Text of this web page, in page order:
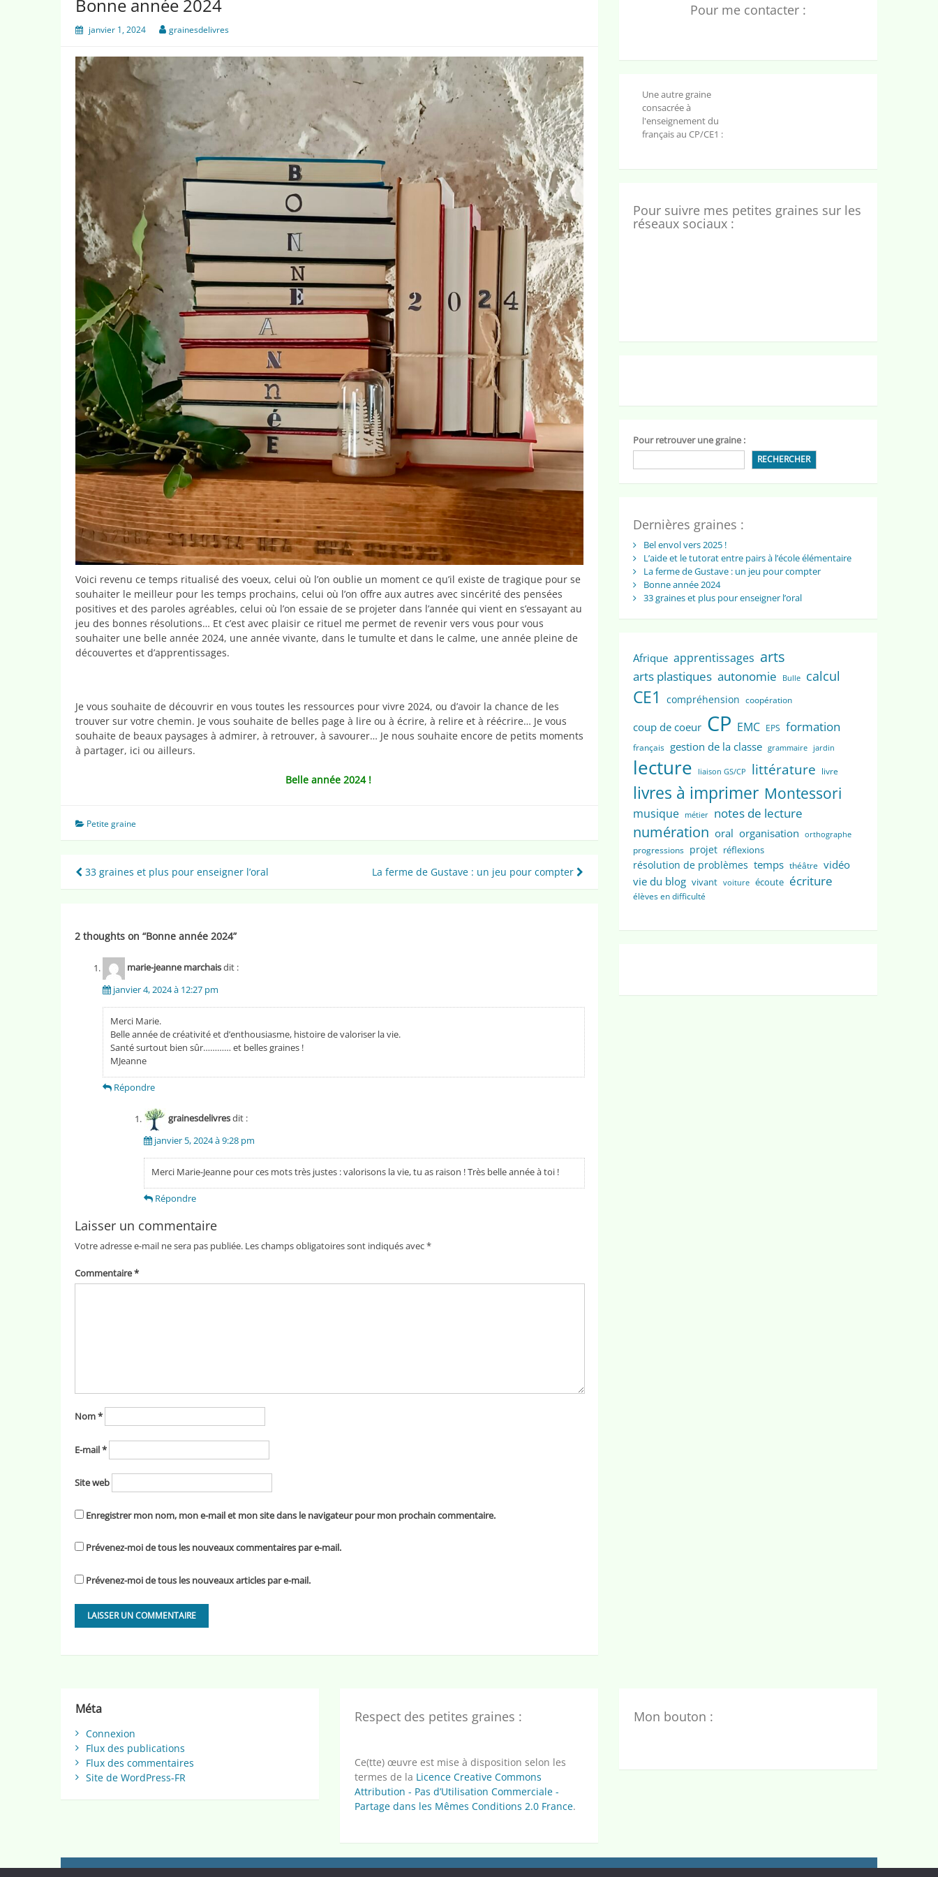
Bonne année 2024
janvier 1, 2024 grainesdelivres
Voici revenu ce temps ritualisé des voeux, celui où l’on oublie un moment ce qu’il existe de tragique pour se
souhaiter le meilleur pour les temps prochains, celui où l’on offre aux autres avec sincérité des pensées
positives et des paroles agréables, celui où l’on essaie de se projeter dans l’année qui vient en s’essayant au
jeu des bonnes résolutions… Et c’est avec plaisir ce rituel me permet de revenir vers vous pour vous
souhaiter une belle année 2024, une année vivante, dans le tumulte et dans le calme, une année pleine de
découvertes et d’apprentissages.
Je vous souhaite de découvrir en vous toutes les ressources pour vivre 2024, ou d’avoir la chance de les
trouver sur votre chemin. Je vous souhaite de belles page à lire ou à écrire, à relire et à réécrire… Je vous
souhaite de beaux paysages à admirer, à retrouver, à savourer… Je nous souhaite encore de petits moments
à partager, ici ou ailleurs.
Belle année 2024 !
Petite graine
Navigation
de
33 graines et plus pour enseigner l’oral La ferme de Gustave : un jeu pour compter
2 thoughts on “Bonne année 2024”
marie-jeanne marchaisdit :
janvier 4, 2024 à 12:27 pm
Merci Marie.
Belle année de créativité et d’enthousiasme, histoire de valoriser la vie.
Santé surtout bien sûr………… et belles graines !
MJeanne
Répondre
grainesdelivresdit :
janvier 5, 2024 à 9:28 pm
Merci Marie-Jeanne pour ces mots très justes : valorisons la vie, tu as raison ! Très belle année à toi !
Répondre
Laisser un commentaire
Votre adresse e-mail ne sera pas publiée. Les champs obligatoires sont indiqués avec*
Commentaire*
Nom*
E-mail*
Site web
Enregistrer mon nom, mon e-mail et mon site dans le navigateur pour mon prochain commentaire.
Prévenez-moi de tous les nouveaux commentaires par e-mail.
Prévenez-moi de tous les nouveaux articles par e-mail.
Pour me contacter :
Une autre graine
consacrée à
l'enseignement du
français au CP/CE1 :
Pour suivre mes petites graines sur les
réseaux sociaux :
Pour retrouver une graine :
RECHERCHER
Dernières graines :
Bel envol vers 2025 !
L’aide et le tutorat entre pairs à l’école élémentaire
La ferme de Gustave : un jeu pour compter
Bonne année 2024
33 graines et plus pour enseigner l’oral
Afrique apprentissages arts
arts plastiques autonomie Bulle calcul
CE1 compréhension coopération
coup de coeur CP EMC EPS formation
français gestion de la classe grammaire jardin
lecture liaison GS/CP littérature livre
livres à imprimer Montessori
musique métier notes de lecture
numération oral organisation orthographe
progressions projet réflexions
résolution de problèmes temps théâtre vidéo
vie du blog vivant voiture écoute écriture
élèves en difficulté
Méta
Connexion
Flux des publications
Flux des commentaires
Site de WordPress-FR
Respect des petites graines :
Ce(tte) œuvre est mise à disposition selon les
termes de la Licence Creative Commons
Attribution - Pas d’Utilisation Commerciale -
Partage dans les Mêmes Conditions 2.0 France.
Mon bouton :